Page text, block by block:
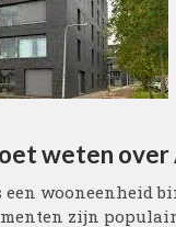
weten
wooneenheid
zijn